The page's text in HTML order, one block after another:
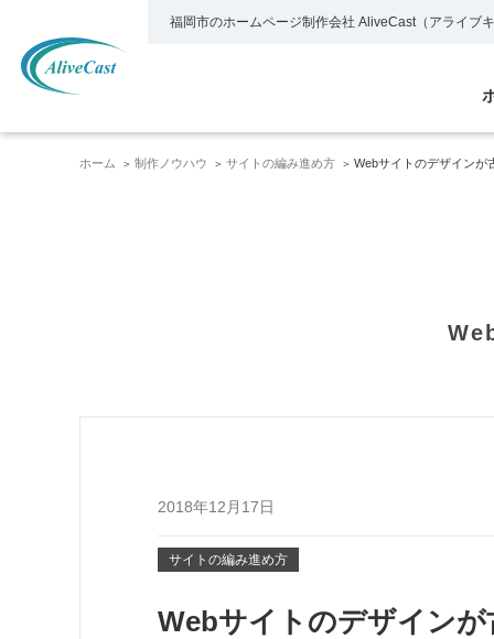
福岡市のホームページ制作会社AliveCast（アライブ
ホーム 制作ノウハウ サイトの編み進め方 Webサイトのデザインが
2018年12月17日
サイトの編み進め方
Webサイトのデザイン